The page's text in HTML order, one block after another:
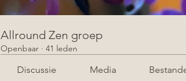
Allround Zen groep
Openbaar · 41 leden
Discussie Media